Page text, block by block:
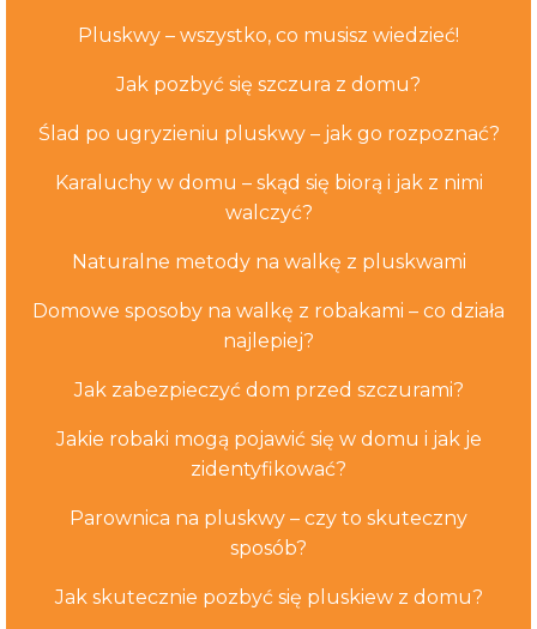
Pluskwy – wszystko, co musisz wiedzieć!
Jak pozbyć się szczura z domu?
Ślad po ugryzieniu pluskwy – jak go rozpoznać?
Karaluchy w domu – skąd się biorą i jak z nimi
walczyć?
Naturalne metody na walkę z pluskwami
Domowe sposoby na walkę z robakami – co działa
najlepiej?
Jak zabezpieczyć dom przed szczurami?
Jakie robaki mogą pojawić się w domu i jak je
zidentyfikować?
Parownica na pluskwy – czy to skuteczny
sposób?
Jak skutecznie pozbyć się pluskiew z domu?